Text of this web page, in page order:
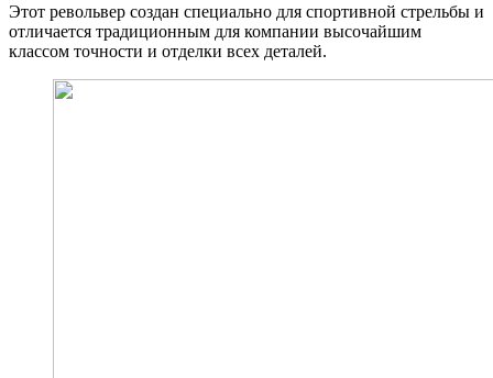
Этот револьвер создан специально для спортивной стрельбы и
отличается традиционным для компании высочайшим
классом точности и отделки всех деталей.